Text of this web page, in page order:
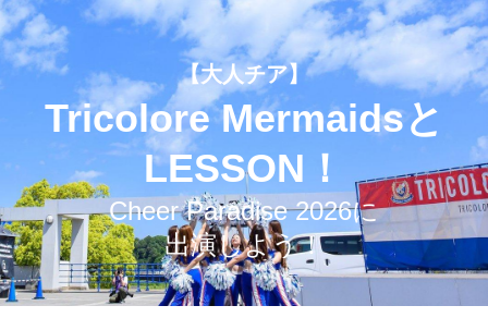
【大人チア】
Tricolore Mermaidsと
LESSON！
Cheer Paradise 2026に
出演しよう！